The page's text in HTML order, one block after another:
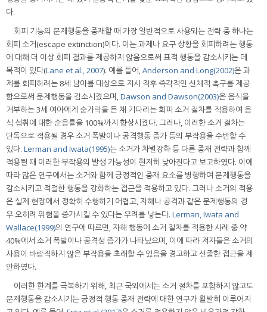
다.
회피 기능의 문제행동을 중재할 때 가장 일반적으로 사용되는 전략 중 하나는
회피 소거(escape extinction)이다. 이는 과제나 요구 상황을 회피하려는 행동
에 대해 더 이상 회피 결과를 제공하지 않음으로써 표적 행동을 감소시키는 데
목적이 있다(Lane et al., 2007). 예를 들어, Anderson and Long(2002)은 과
제를 회피하려는 8세 남아를 대상으로 지시 직후 즉각적인 신체적 촉구를 제공
함으로써 문제행동을 감소시켰으며, Dawson and Dawson(2003)은 음식을
거부하는 3세 여아에게 숟가락을 든 채 기다리는 회피 소거 절차를 적용하여 음
식 섭취에 대한 순응률을 100%까지 향상시켰다. 그러나, 이러한 소거 절차는
단독으로 적용될 경우 소거 폭발이나 공격행동 증가 등의 부작용을 수반할 수
있다. Lerman and Iwata(1995)는 소거가 차별강화 등 다른 중재 전략과 함께
적용될 때 이러한 부작용의 발생 가능성이 현저히 낮아진다고 보고하였다. 이에
따라 많은 연구에서는 소거와 함께 긍정적인 중재 요소를 병행하여 문제행동을
감소시키고 적절한 행동을 강화하는 접근을 적용하고 있다. 그러나 소거의 적용
은 실제 현장에서 정확히 수행하기 어렵고, 자해나 공격과 같은 문제행동의 경
우 오히려 위험을 증가시킬 수 있다는 우려를 낳는다. Lerman, Iwata and
Wallace(1999)의 연구에 따르면, 자해 행동에 소거 절차를 적용한 사례 중 약
40%에서 소거 폭발이나 공격성 증가가 나타났으며, 이에 따라 저자들은 소거의
사용이 바람직하지 않은 부작용을 초래할 수 있음을 경고하고 신중한 접근을 제
안하였다.
이러한 한계를 극복하기 위해, 최근 국외에서는 소거 절차를 포함하지 않고도
문제행동을 감소시키는 긍정적 행동 중재 전략에 대한 연구가 활발히 이루어지